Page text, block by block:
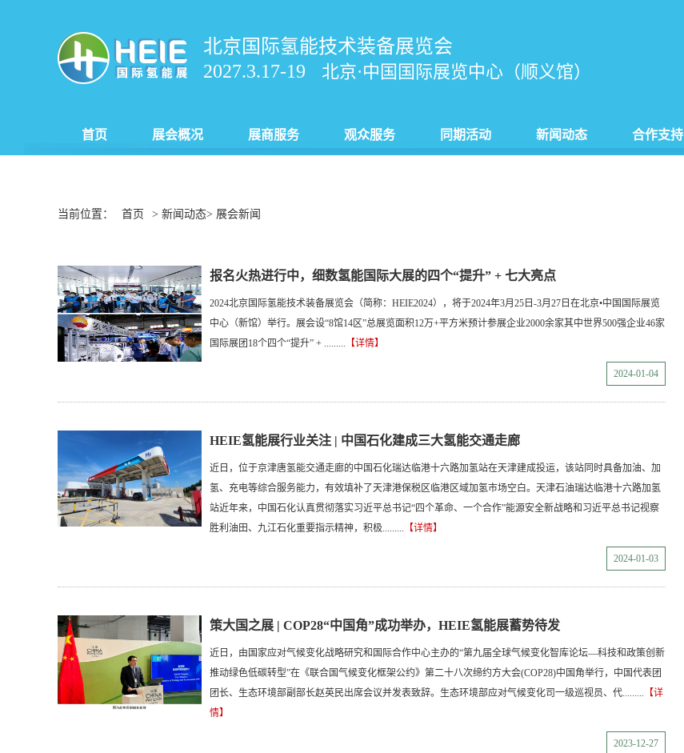
北京国际氢能技术装备展览会
2027.3.17-19
北京·中国国际展览中心（顺义馆）
首页 展会概况 展商服务 观众服务 同期活动 新闻动态 合作支持
当前位置： 首页 > 新闻动态> 展会新闻
报名火热进行中，细数氢能国际大展的四个“提升” + 七大亮点
2024北京国际氢能技术装备展览会（简称：HEIE2024），将于2024年3月25日-3月27日在北京•中国国际展览
中心（新馆）举行。展会设“8馆14区”总展览面积12万+平方米预计参展企业2000余家其中世界500强企业46家
国际展团18个四个“提升” + ......... 【详情】
2024-01-04
HEIE氢能展行业关注 | 中国石化建成三大氢能交通走廊
近日，位于京津唐氢能交通走廊的中国石化瑞达临港十六路加氢站在天津建成投运，该站同时具备加油、加
氢、充电等综合服务能力，有效填补了天津港保税区临港区域加氢市场空白。天津石油瑞达临港十六路加氢
站近年来，中国石化认真贯彻落实习近平总书记“四个革命、一个合作”能源安全新战略和习近平总书记视察
胜利油田、九江石化重要指示精神，积极......... 【详情】
2024-01-03
策大国之展 | COP28“中国角”成功举办，HEIE氢能展蓄势待发
近日，由国家应对气候变化战略研究和国际合作中心主办的“第九届全球气候变化智库论坛—科技和政策创新
推动绿色低碳转型”在《联合国气候变化框架公约》第二十八次缔约方大会(COP28)中国角举行，中国代表团
团长、生态环境部副部长赵英民出席会议并发表致辞。生态环境部应对气候变化司一级巡视员、代......... 【详
情】
2023-12-27